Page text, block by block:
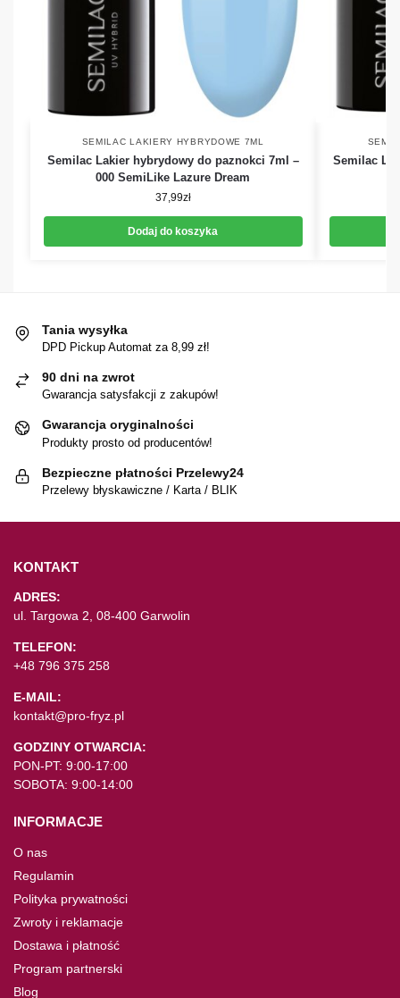
SEMILAC LAKIERY HYBRYDOWE 7ML
Semilac Lakier hybrydowy do paznokci 7ml –
000 SemiLike Lazure Dream
37,99zł
Dodaj do koszyka
Semilac
Tania wysyłka
DPD Pickup Automat za 8,99 zł!
90 dni na zwrot
Gwarancja satysfakcji z zakupów!
Gwarancja oryginalności
Produkty prosto od producentów!
Bezpieczne płatności Przelewy24
Przelewy błyskawiczne / Karta / BLIK
KONTAKT
ADRES:
ul. Targowa 2, 08-400 Garwolin
TELEFON:
+48 796 375 258
E-MAIL:
kontakt@pro-fryz.pl
GODZINY OTWARCIA:
PON-PT: 9:00-17:00
SOBOTA: 9:00-14:00
INFORMACJE
O nas
Regulamin
Polityka prywatności
Zwroty i reklamacje
Dostawa i płatność
Program partnerski
Blog